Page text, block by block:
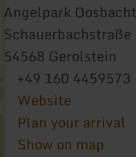
Angelpark
Schauerbachstraße
54568 Gerolstein
+49 160 4459573
Website
Plan your arrival
Show on map